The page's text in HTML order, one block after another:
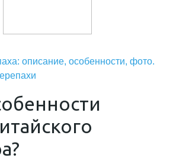
описание, особенности, фото.